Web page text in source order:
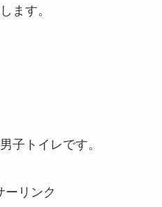
ます。
子トイレです。
ーリンク